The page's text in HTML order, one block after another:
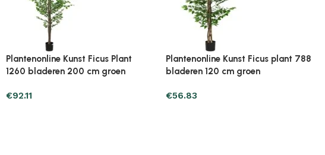
Plantenonline Kunst Phoenix
palmboom met pot 130 cm
€44.09
Plantenonline Kunst yucca plant
met pot 85 cm groen
€67.61